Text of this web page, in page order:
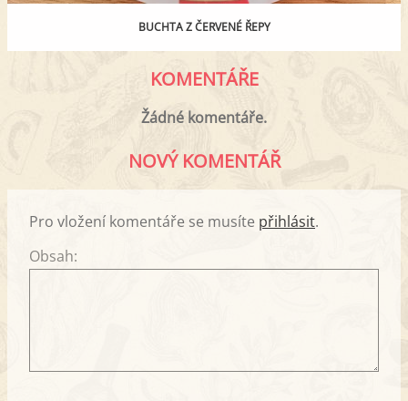
BUCHTA Z ČERVENÉ ŘEPY
KOMENTÁŘE
Žádné komentáře.
NOVÝ KOMENTÁŘ
Pro vložení komentáře se musíte přihlásit.
Obsah: